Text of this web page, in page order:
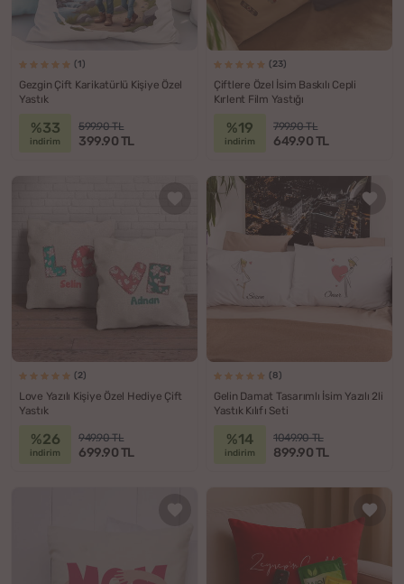
(1)
Gezgin Çift Karikatürlü Kişiye Özel
Yastık
%33
indirim
599.90 TL
399.90 TL
(23)
Çiftlere Özel İsim Baskılı Cepli
Kırlent Film Yastığı
%19
indirim
799.90 TL
649.90 TL
(2)
Love Yazılı Kişiye Özel Hediye Çift
Yastık
%26
indirim
949.90 TL
699.90 TL
(8)
Gelin Damat Tasarımlı İsim Yazılı 2li
Yastık Kılıfı Seti
%14
indirim
1049.90 TL
899.90 TL